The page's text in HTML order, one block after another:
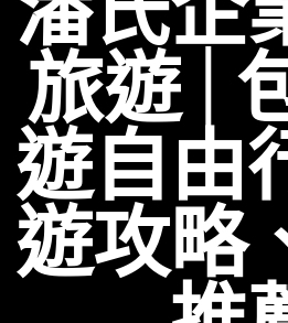
旅遊│
遊自由
遊攻略